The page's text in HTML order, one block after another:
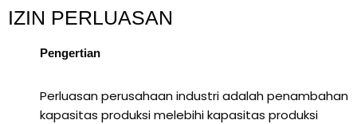
IZIN PERLUASAN
Pengertian
Perluasan perusahaan industri adalah penambahan
kapasitas produksi melebihi kapasitas produksi